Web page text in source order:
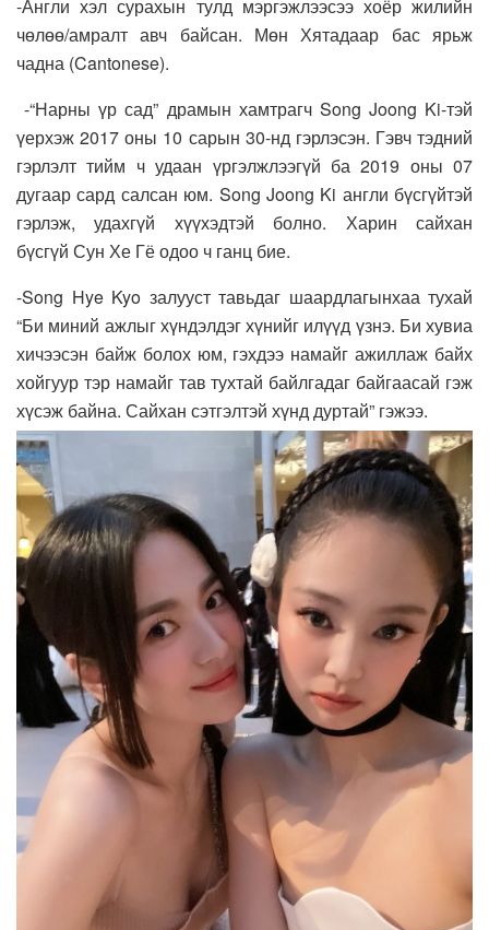
-Англи хэл сурахын тулд мэргэжлээсээ хоёр жилийн
чөлөө/амралт авч байсан. Мөн Хятадаар бас ярьж
чадна (Cantonese).
-“Нарны үр сад” драмын хамтрагч Song Joong Ki-тэй
үерхэж 2017 оны 10 сарын 30-нд гэрлэсэн. Гэвч тэдний
гэрлэлт тийм ч удаан үргэлжлээгүй ба 2019 оны 07
дугаар сард салсан юм. Song Joong Ki англи бүсгүйтэй
гэрлэж, удахгүй хүүхэдтэй болно. Харин сайхан
бүсгүй Сун Хе Гё одоо ч ганц бие.
-Song Hye Kyo залууст тавьдаг шаардлагынхаа тухай
“Би миний ажлыг хүндэлдэг хүнийг илүүд үзнэ. Би хувиа
хичээсэн байж болох юм, гэхдээ намайг ажиллаж байх
хойгуур тэр намайг тав тухтай байлгадаг байгаасай гэж
хүсэж байна. Сайхан сэтгэлтэй хүнд дуртай” гэжээ.